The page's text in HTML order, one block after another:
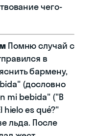
чего-
Помню случай с
в
бармену,
(дословно
mi bebida" ("В
hielo es qué?"
льда. После